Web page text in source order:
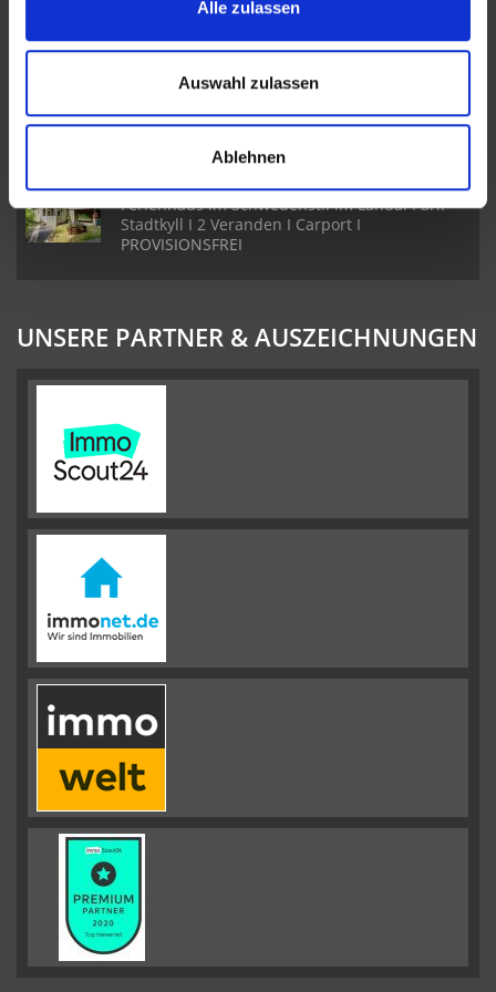
Alle zulassen
Auswahl zulassen
Ablehnen
Badezimmer
Freistehendes Einfamilienhaus in Ehlenz I
Toller Garten I 3 Schlafzimmer & 2 Badezimmer
I Sauna
Ferienhaus im Schwedenstil im Landal Park
Stadtkyll I 2 Veranden I Carport I
PROVISIONSFREI
UNSERE PARTNER & AUSZEICHNUNGEN